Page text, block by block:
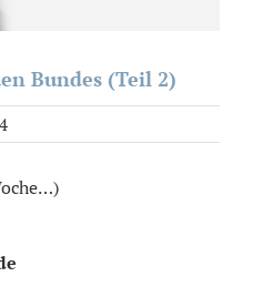
Bundes (Teil 2)